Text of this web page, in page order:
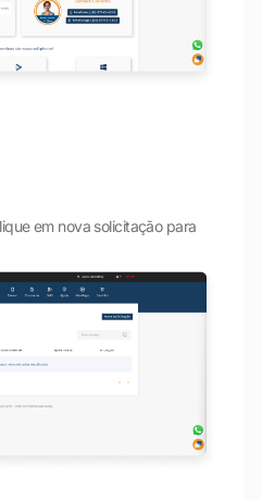
em nova solicitação para